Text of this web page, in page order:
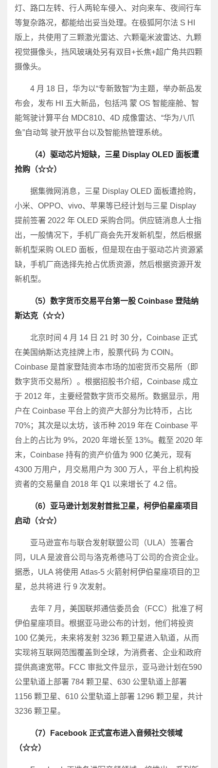
灯、路口左转、行人两轮车侵入、对向来车、夜间行车
等复杂路况，都能给出妥当处理。在极狐阿尔法 S HI
版上，共使用了三颗激光雷达、六颗毫米波雷达、九颗
视觉摄像头，挡风玻璃处另有双目+长焦+超广角共四颗
摄像头。
4 月 18 日，华为以“专新致智”为主题，举办新品发
布会，发布 HI 五大新品，包括鸿 蒙 OS 智能座舱、智
能驾驶计算平台 MDC810、4D 成像雷达、“华为八爪
鱼”自动驾 驶开放平台以及智能热管理系统。
（4）驱动芯片短缺，三星 Display OLED 面板遭
抢购（☆☆）
据集微网消息，三星 Display OLED 面板遭抢购，
小米、OPPO、vivo、苹果等已经计划与三星 Display
提前签署 2022 年 OLED 采购合同。供应链消息人士指
出，一般情况下，手机厂商会先开发新机型，然后根据
新机型采购 OLED 面板，但是现在由于驱动芯片资源紧
缺，手机厂商选择先抢占优质资源，然后根据资源开发
新机型。
（5）数字货币交易平台第一股 Coinbase 登陆纳
斯达克 （☆☆）
北京时间 4 月 14 日 21 时 30 分，Coinbase 正式
在美国纳斯达克挂牌上市，股票代码 为 COIN。
Coinbase 是首家登陆资本市场的加密货币交易所（即
数字货币交易所）。根据招股书介绍，Coinbase 成立
于 2012 年，主要经营数字货币交易所。数据显示，用
户在 Coinbase 平台上的资产大部分为比特币，占比
70%；其次是以太坊，该币种 2019 年在 Coinbase 平
台上的占比为 9%，2020 年增长至 13%。截至 2020 年
末，Coinbase 持有的资产价值为 900 亿美元，现有
4300 万用户，月交易用户为 300 万人，平台上机构投
资者的交易量自 2018 年 Q1 以来增长了 4.2 倍。
（6）亚马逊计划发射首批卫星，柯伊伯星座项目
启动（☆☆）
亚马逊宣布与联合发射联盟公司（ULA）签署合
同，ULA 是波音公司与洛克希德马丁公司的合资企业。
据悉，ULA 将使用 Atlas-5 火箭射柯伊伯星座项目的卫
星，总共将进 行 9 次发射。
去年 7 月，美国联邦通信委员会（FCC）批准了柯
伊伯星座项目。根据亚马逊公布的计划，他们将投资
100 亿美元，未来将发射 3236 颗卫星进入轨道，从而
实现将互联网范围覆盖到全球，为消费者、企业和政府
提供高速宽带。FCC 审批文件显示，亚马逊计划在590
公里轨道上部署 784 颗卫星、630 公里轨道上部署
1156 颗卫星、610 公里轨道上部署 1296 颗卫星，共计
3236 颗卫星。
（7）Facebook 正式宣布进入音频社交领域
（☆☆）